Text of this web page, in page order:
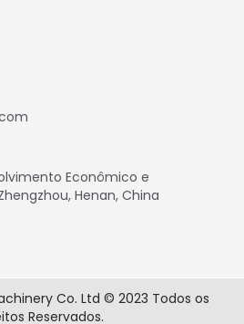
Econômico e
Henan, China
Co. Ltd © 2023 Todos os
Reservados.